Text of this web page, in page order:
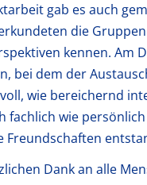
gab es auch
die
kennen. Am
bei dem der
wie bereichernd
fachlich wie
Freundschaften
Dank an alle